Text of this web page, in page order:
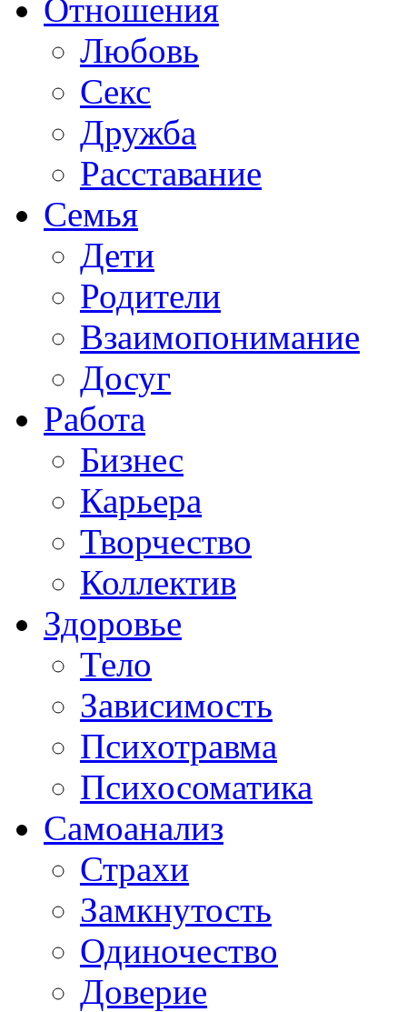
Отношения
Любовь
Секс
Дружба
Расставание
Семья
Дети
Родители
Взаимопонимание
Досуг
Работа
Бизнес
Карьера
Творчество
Коллектив
Здоровье
Тело
Зависимость
Психотравма
Психосоматика
Самоанализ
Страхи
Замкнутость
Одиночество
Доверие